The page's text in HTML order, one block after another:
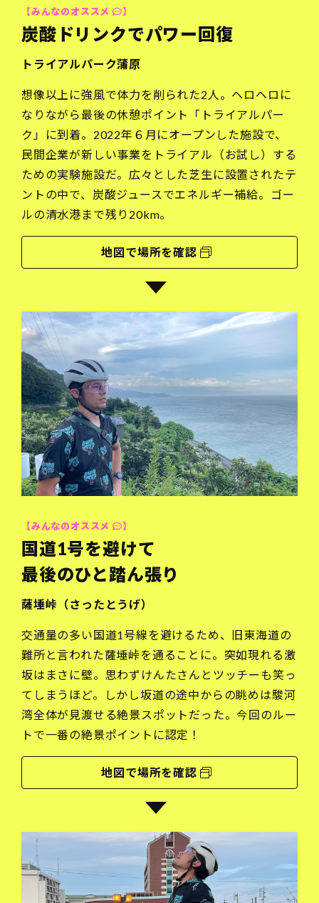
【みんなのオススメ 】
炭酸ドリンクでパワー回復
トライアルパーク蒲原
想像以上に強風で体力を削られた2人。ヘロヘロに
なりながら最後の休憩ポイント「トライアルパー
ク」に到着。2022年６月にオープンした施設で、
民間企業が新しい事業をトライアル（お試し）する
ための実験施設だ。広々とした芝生に設置されたテ
ントの中で、炭酸ジュースでエネルギー補給。ゴー
ルの清水港まで残り20km。
地図で場所を確認
【みんなのオススメ 】
国道1号を避けて
最後のひと踏ん張り
薩埵峠（さったとうげ）
交通量の多い国道1号線を避けるため、旧東海道の
難所と言われた薩埵峠を通ることに。突如現れる激
坂はまさに壁。思わずけんたさんとツッチーも笑っ
てしまうほど。しかし坂道の途中からの眺めは駿河
湾全体が見渡せる絶景スポットだった。今回のルー
トで一番の絶景ポイントに認定！
地図で場所を確認